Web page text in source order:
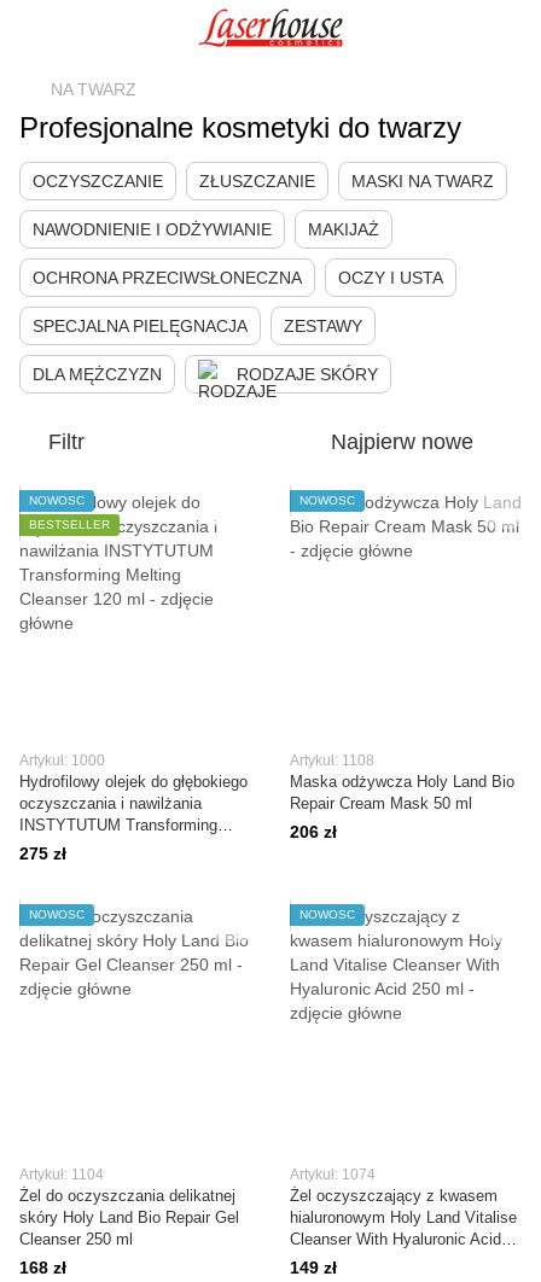
NA TWARZ
Profesjonalne kosmetyki do twarzy
OCZYSZCZANIE ZŁUSZCZANIE MASKI NA TWARZ
NAWODNIENIE I ODŻYWIANIE MAKIJAŻ
OCHRONA PRZECIWSŁONECZNA OCZY I USTA
SPECJALNA PIELĘGNACJA ZESTAWY
DLA MĘŻCZYZN RODZAJE SKÓRY
Filtr Najpierw nowe
NOWOŚĆ
BESTSELLER
Artykuł: 1000
Hydrofilowy olejek do głębokiego
oczyszczania i nawilżania
INSTYTUTUM Transforming
Melting Cleanser 120 ml
275 zł
NOWOŚĆ
Artykuł: 1108
Maska odżywcza Holy Land Bio
Repair Cream Mask 50 ml
206 zł
NOWOŚĆ
Artykuł: 1104
Żel do oczyszczania delikatnej
skóry Holy Land Bio Repair Gel
Cleanser 250 ml
168 zł
NOWOŚĆ
Artykuł: 1074
Żel oczyszczający z kwasem
hialuronowym Holy Land Vitalise
Cleanser With Hyaluronic Acid
250 ml
149 zł